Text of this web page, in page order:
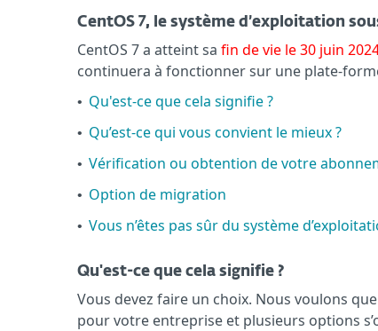
CentOS 7, le système d’exploitation
CentOS 7 a atteint sa fin de vie le 30 juin
continuera à fonctionner sur une plate-
• Qu'est-ce que cela signifie ?
• Qu’est-ce qui vous convient le mieux ?
• Vérification ou obtention de votre
• Option de migration
• Vous n’êtes pas sûr du système
Qu'est-ce que cela signifie ?
Vous devez faire un choix. Nous voulons
pour votre entreprise et plusieurs options